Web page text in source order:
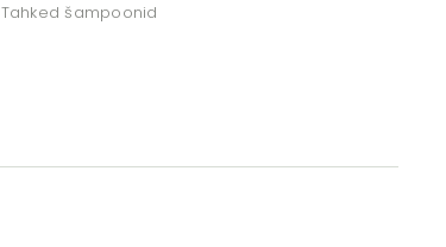
Tahked šampoonid